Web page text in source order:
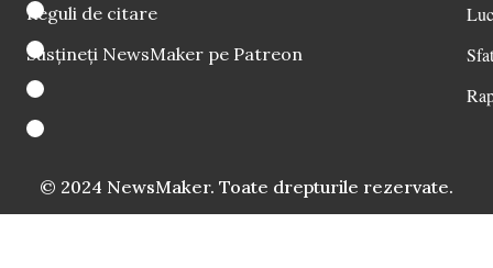
Reguli de citare
Susțineți NewsMaker pe Patreon
© 2024 NewsMaker. Toate drepturile rezervate.